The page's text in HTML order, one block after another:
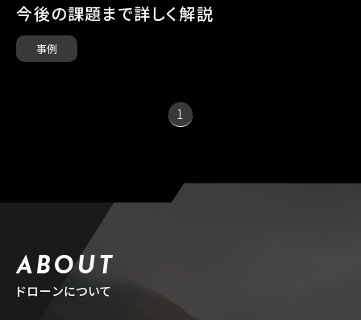
今後の課題まで詳しく解説
事例
1
ABOUT
ドローンについて